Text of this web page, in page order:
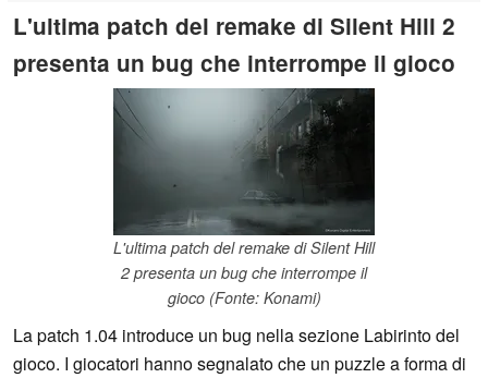
L'ultima patch del remake di Silent Hill 2
presenta un bug che interrompe il gioco
L'ultima patch del remake di Silent Hill
2 presenta un bug che interrompe il
gioco (Fonte: Konami)
La patch 1.04 introduce un bug nella sezione Labirinto del
gioco. I giocatori hanno segnalato che un puzzle a forma di